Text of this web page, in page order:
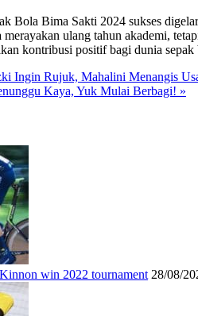
Bola Bima Sakti 2024 sukses
ulang tahun akademi,
kontribusi positif bagi dunia sepak
Ingin Rujuk, Mahalini Menangis
Kaya, Yuk Mulai Berbagi! »
win 2022 tournament 28/08/